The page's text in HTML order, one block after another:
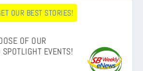
OUR BEST STORIES!
OF OUR
EVENTS!